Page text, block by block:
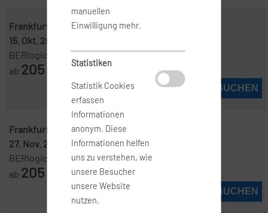
Frankfurt ( FRA )-Kopenhagen ( CPH )
15. Okt. 2026
BERlogic
ab 205
JETZT BUCHEN
Frankfurt ( FRA )-Kopenhagen ( CPH )
27. Nov. 2026
29. Nov. 2026
BERlogic
ab 205
JETZT BUCHEN
manuellen
Einwilligung mehr.
Statistiken
Statistik Cookies
erfassen
Informationen
anonym. Diese
Informationen helfen
uns zu verstehen, wie
unsere Besucher
unsere Website
nutzen.